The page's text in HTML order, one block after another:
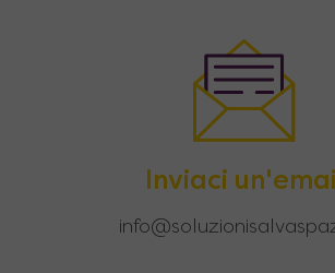
Inviaci un'email